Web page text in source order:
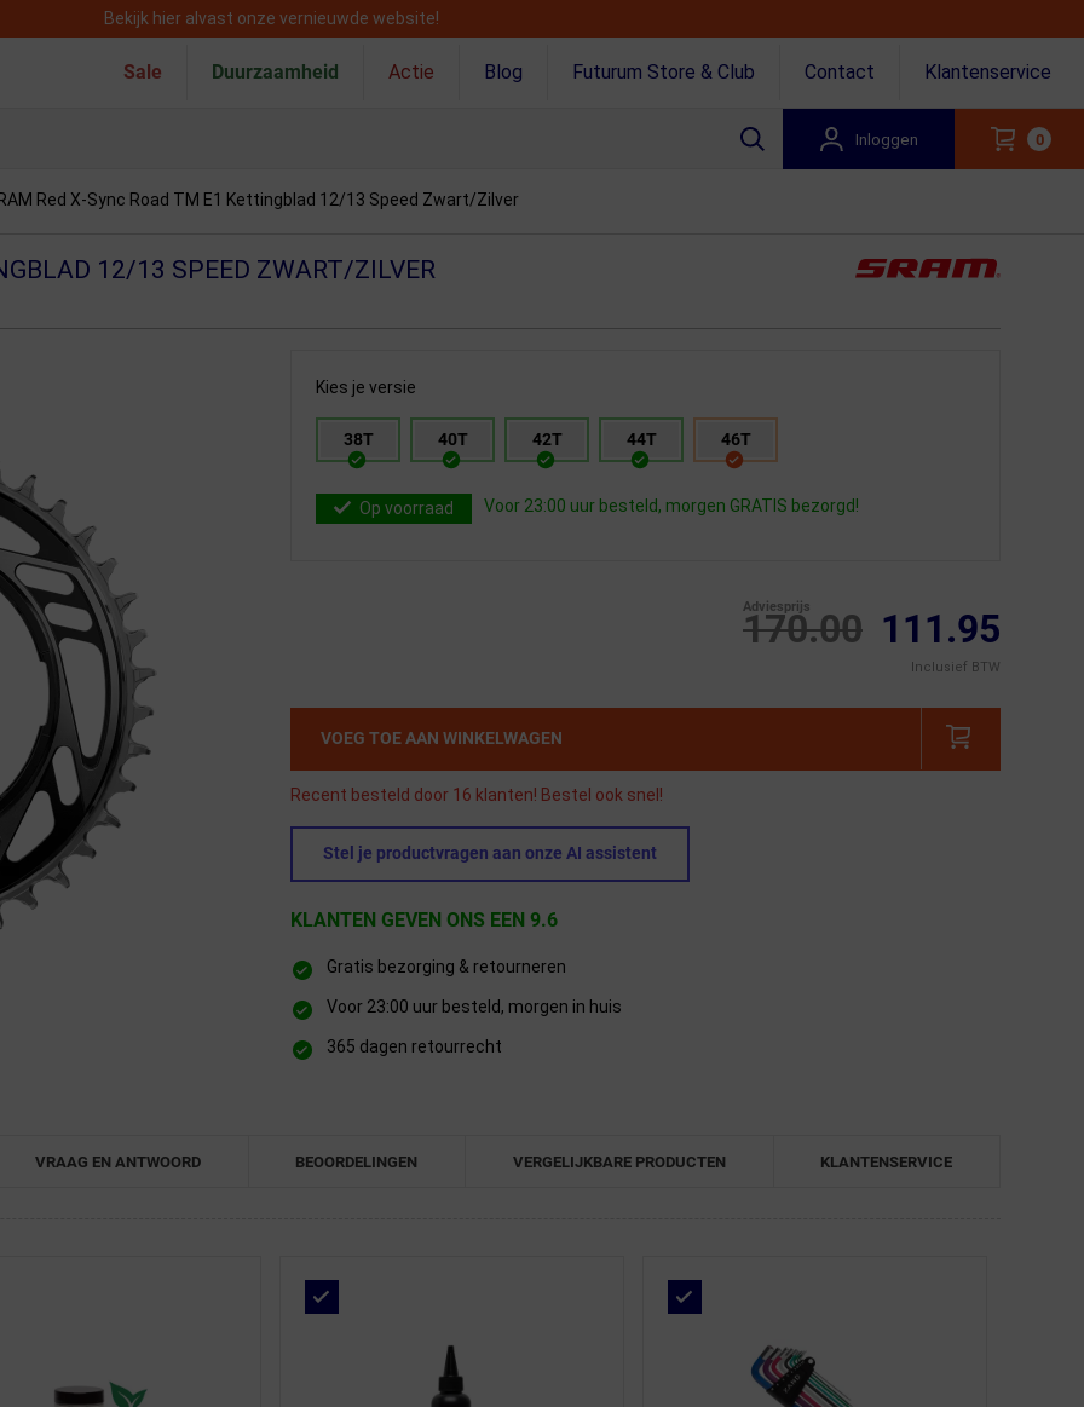
Bekijk hier alvast onze vernieuwde website!
Sale Duurzaamheid Actie Blog Futurum Store & Club Contact Klantenservice
Inloggen 0
Red X-Sync Road TM E1 Kettingblad 12/13 Speed Zwart/Zilver
12/13 SPEED ZWART/ZILVER
Kies je versie
38T 40T 42T 44T 46T
Op voorraad Voor 23:00 uur besteld, morgen GRATIS bezorgd!
170.00
Adviesprijs 111.95
Inclusief BTW
VOEG TOE AAN WINKELWAGEN
Recent besteld door 16 klanten! Bestel ook snel!
Stel je productvragen aan onze AI assistent
KLANTEN GEVEN ONS EEN 9.6
Gratis bezorging & retourneren
Voor 23:00 uur besteld, morgen in huis
365 dagen retourrecht
VRAAG EN ANTWOORD BEOORDELINGEN VERGELIJKBARE PRODUCTEN KLANTENSERVICE